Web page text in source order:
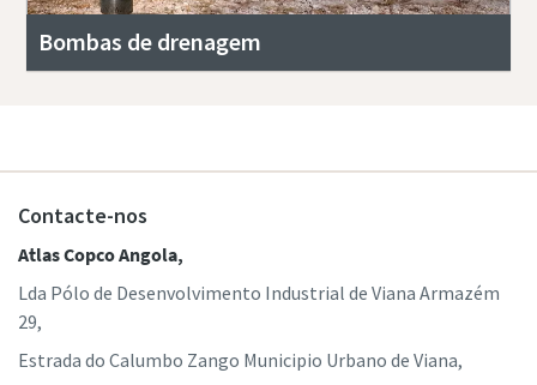
Bombas de drenagem
Contacte-nos
Atlas Copco Angola,
Lda Pólo de Desenvolvimento Industrial de Viana Armazém
29,
Estrada do Calumbo Zango Municipio Urbano de Viana,